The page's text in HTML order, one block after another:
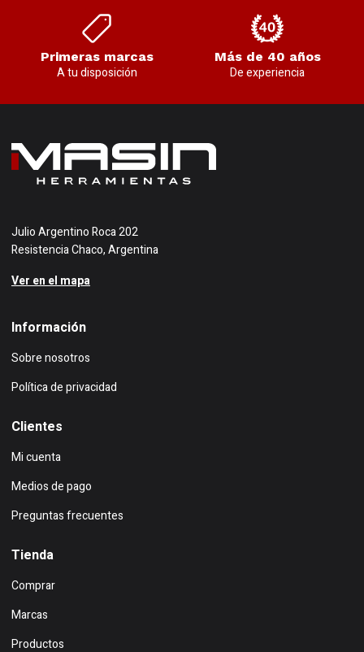
Primeras marcas
A tu disposición
Más de 40 años
De experiencia
Julio Argentino Roca 202
Resistencia Chaco, Argentina
Ver en el mapa
Información
Sobre nosotros
Política de privacidad
Clientes
Mi cuenta
Medios de pago
Preguntas frecuentes
Tienda
Comprar
Marcas
Productos